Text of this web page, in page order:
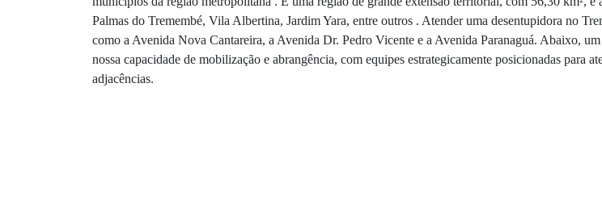
Palmas do Tremembé, Vila Albertina, Jardim Yara, entre outros . Atender uma desentupidora no
como a Avenida Nova Cantareira, a Avenida Dr. Pedro Vicente e a Avenida Paranaguá. Abaixo,
nossa capacidade de mobilização e abrangência, com equipes estrategicamente posicionadas para
adjacências.